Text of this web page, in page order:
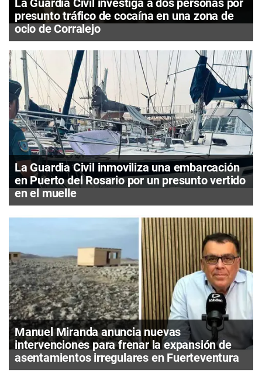
La Guardia Civil investiga a dos personas por
presunto tráfico de cocaína en una zona de
ocio de Corralejo
La Guardia Civil inmoviliza una embarcación
en Puerto del Rosario por un presunto vertido
en el muelle
Manuel Miranda anuncia nuevas
intervenciones para frenar la expansión de
asentamientos irregulares en Fuerteventura